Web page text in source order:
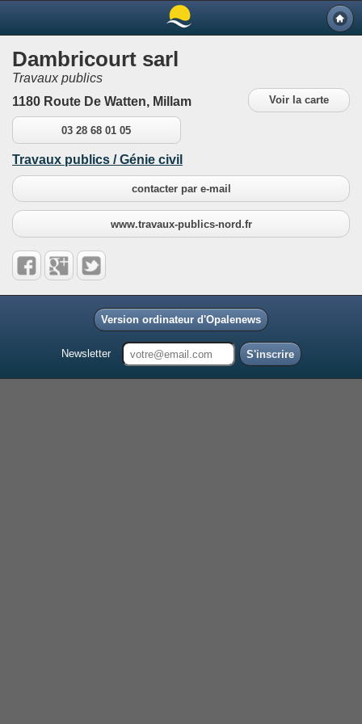
Dambricourt sarl
Travaux publics
Voir la carte
1180 Route De Watten, Millam
03 28 68 01 05
Travaux publics / Génie civil
contacter par e-mail
www.travaux-publics-nord.fr
Version ordinateur d'Opalenews
Newsletter S'inscrire